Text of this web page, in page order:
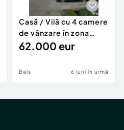
Casă / Vilă cu 4 camere
de vânzare în zona
Periferie
62.000 eur
Bals 6 luni în urmă